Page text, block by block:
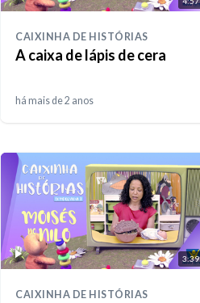
CAIXINHA DE HISTÓRIAS
A caixa de lápis de cera
há mais de 2 anos
3:39
CAIXINHA DE HISTÓRIAS